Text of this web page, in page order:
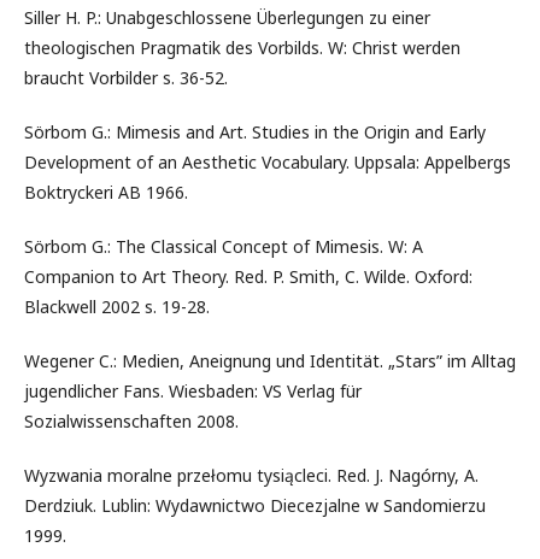
Siller H. P.: Unabgeschlossene Überlegungen zu einer
theologischen Pragmatik des Vorbilds. W: Christ werden
braucht Vorbilder s. 36-52.
Sörbom G.: Mimesis and Art. Studies in the Origin and Early
Development of an Aesthetic Vocabulary. Uppsala: Appelbergs
Boktryckeri AB 1966.
Sörbom G.: The Classical Concept of Mimesis. W: A
Companion to Art Theory. Red. P. Smith, C. Wilde. Oxford:
Blackwell 2002 s. 19-28.
Wegener C.: Medien, Aneignung und Identität. „Stars” im Alltag
jugendlicher Fans. Wiesbaden: VS Verlag für
Sozialwissenschaften 2008.
Wyzwania moralne przełomu tysiącleci. Red. J. Nagórny, A.
Derdziuk. Lublin: Wydawnictwo Diecezjalne w Sandomierzu
1999.